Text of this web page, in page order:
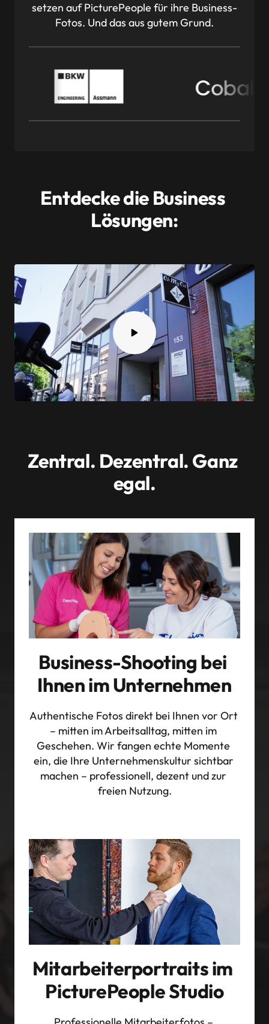
setzen auf PicturePeople für ihre Business-
Fotos. Und das aus gutem Grund.
Entdecke die Business
Lösungen:
Zentral. Dezentral. Ganz
egal.
Business-Shooting bei
Ihnen im Unternehmen
Authentische Fotos direkt bei Ihnen vor Ort
– mitten im Arbeitsalltag, mitten im
Geschehen. Wir fangen echte Momente
ein, die Ihre Unternehmenskultur sichtbar
machen – professionell, dezent und zur
freien Nutzung.
Mitarbeiterportraits im
PicturePeople Studio